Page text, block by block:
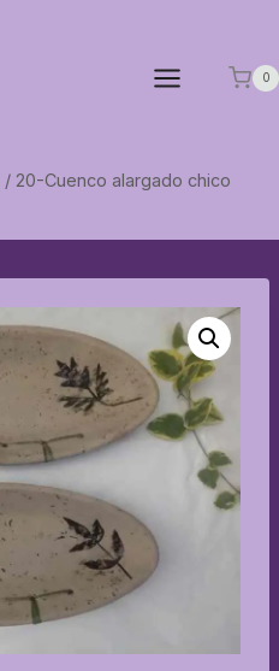
0
/ 20-Cuenco alargado chico